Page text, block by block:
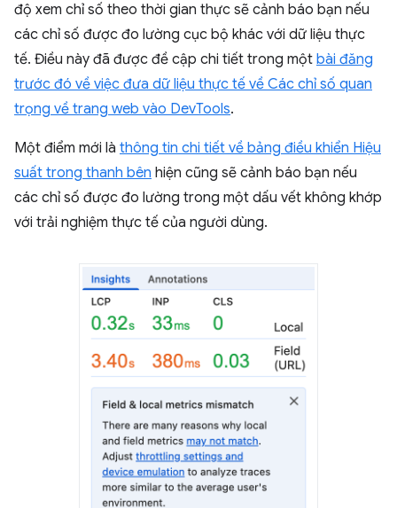
độ xem chỉ số theo thời gian thực sẽ cảnh báo bạn nếu
các chỉ số được đo lường cục bộ khác với dữ liệu thực
tế. Điều này đã được đề cập chi tiết trong một bài đăng
trước đó về việc đưa dữ liệu thực tế về Các chỉ số quan
trọng về trang web vào DevTools.
Một điểm mới là thông tin chi tiết về bảng điều khiển Hiệu
suất trong thanh bên hiện cũng sẽ cảnh báo bạn nếu
các chỉ số được đo lường trong một dấu vết không khớp
với trải nghiệm thực tế của người dùng.